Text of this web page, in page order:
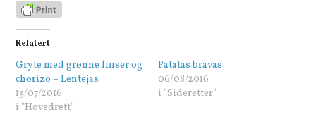
Relatert
Gryte med grønne linser og
chorizo – Lentejas
13/07/2016
i "Hovedrett"
Patatas bravas
06/08/2016
i "Sideretter"